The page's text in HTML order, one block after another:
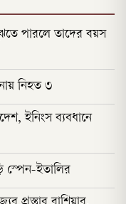
পারলে তাদের বয়স
নিহত ৩
ইনিংস ব্যবধানে
স্পেন-ইতালির